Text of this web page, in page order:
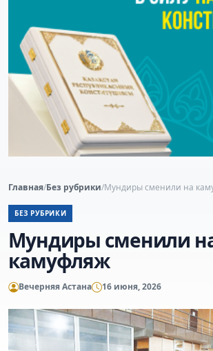
Главная/Без рубрики/Мундиры сменили на
БЕЗ РУБРИКИ
Мундиры сменили
камуфляж
Вечерняя Астана 16 июня, 2026